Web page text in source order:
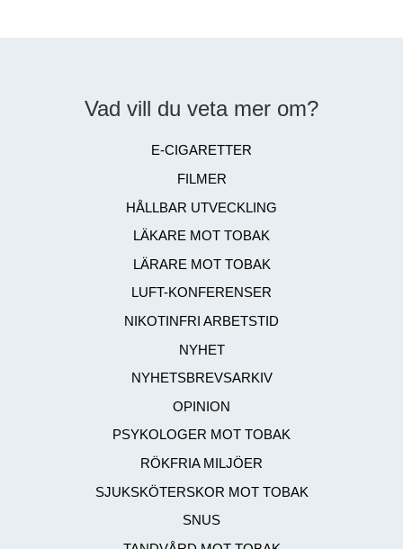
Vad vill du veta mer om?
E-CIGARETTER
FILMER
HÅLLBAR UTVECKLING
LÄKARE MOT TOBAK
LÄRARE MOT TOBAK
LUFT-KONFERENSER
NIKOTINFRI ARBETSTID
NYHET
NYHETSBREVSARKIV
OPINION
PSYKOLOGER MOT TOBAK
RÖKFRIA MILJÖER
SJUKSKÖTERSKOR MOT TOBAK
SNUS